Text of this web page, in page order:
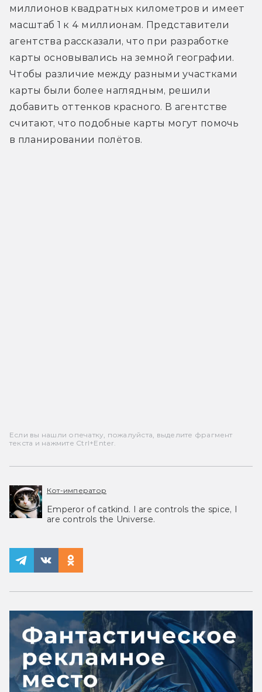
миллионов квадратных километров и имеет
масштаб 1 к 4 миллионам. Представители
агентства рассказали, что при разработке
карты основывались на земной географии.
Чтобы различие между разными участками
карты были более наглядным, решили
добавить оттенков красного. В агентстве
считают, что подобные карты могут помочь
в планировании полётов.
Если вы нашли опечатку, пожалуйста, выделите фрагмент
текста и нажмите Ctrl+Enter.
Кот-император
Emperor of catkind. I are controls the spice, I
are controls the Universe.